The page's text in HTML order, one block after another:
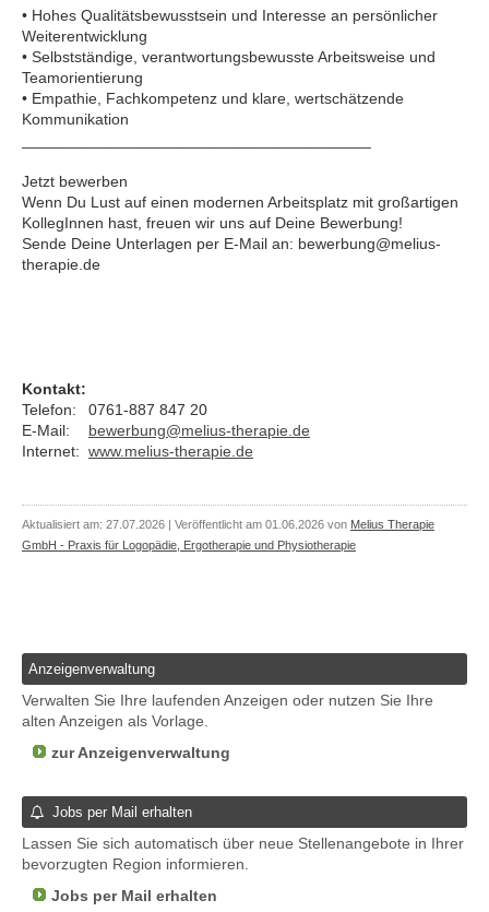
• Hohes Qualitätsbewusstsein und Interesse an persönlicher
Weiterentwicklung
• Selbstständige, verantwortungsbewusste Arbeitsweise und
Teamorientierung
• Empathie, Fachkompetenz und klare, wertschätzende
Kommunikation
Jetzt bewerben
Wenn Du Lust auf einen modernen Arbeitsplatz mit großartigen
KollegInnen hast, freuen wir uns auf Deine Bewerbung!
Sende Deine Unterlagen per E-Mail an: bewerbung@melius-
therapie.de
Kontakt:
Telefon:
0761-887 847 20
E-Mail:
bewerbung@melius-therapie.de
Internet: www.melius-therapie.de
Aktualisiert am: 27.07.2026 | Veröffentlicht am 01.06.2026 von Melius Therapie
GmbH - Praxis für Logopädie, Ergotherapie und Physiotherapie
Anzeigenverwaltung
Verwalten Sie Ihre laufenden Anzeigen oder nutzen Sie Ihre
alten Anzeigen als Vorlage.
zur Anzeigenverwaltung
Jobs per Mail erhalten
Lassen Sie sich automatisch über neue Stellenangebote in Ihrer
bevorzugten Region informieren.
Jobs per Mail erhalten